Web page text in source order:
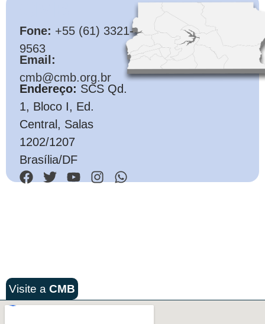
Fone: +55 (61) 3321-
9563
Email:
cmb@cmb.org.br
Endereço: SCS Qd.
1, Bloco I, Ed.
Central, Salas
1202/1207
Brasília/DF
Visite a CMB